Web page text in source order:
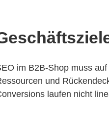
im B2B-Shop muss
und
laufen nicht